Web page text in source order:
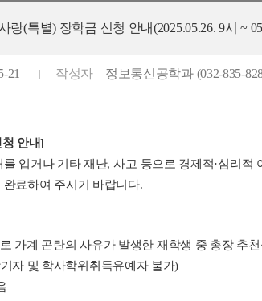
(특별) 장학금 신청 안내(2025.05.26. 9시 ~
21 작성자 정보통신공학과 (032-835-
안내]
입거나 기타 재난,사고 등으로 경제적·심리적
료하여 주시기 바랍니다.
가계 곤란의 사유가 발생한 재학생 중 총장 추
자 및 학사학위취득유예자 불가)